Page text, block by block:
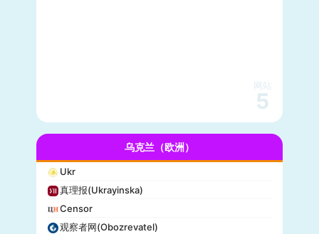
网站
5
乌克兰（欧洲）
Ukr
真理报(Ukrayinska)
Censor
观察者网(Obozrevatel)